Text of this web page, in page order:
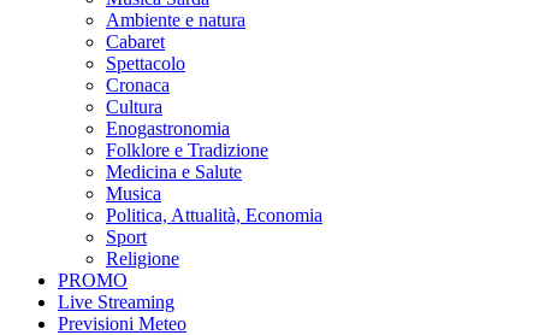
Ambiente e natura
Cabaret
Spettacolo
Cronaca
Cultura
Enogastronomia
Folklore e Tradizione
Medicina e Salute
Musica
Politica, Attualità, Economia
Sport
Religione
PROMO
Live Streaming
Previsioni Meteo